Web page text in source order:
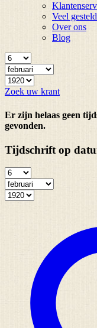
Veel
Over ons
Blog
Zoek uw krant
Er zijn helaas geen
gevonden.
Tijdschrift op